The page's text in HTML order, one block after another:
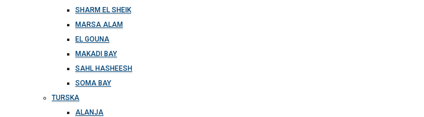
SHARM EL SHEIK
MARSA ALAM
EL GOUNA
MAKADI BAY
SAHL HASHEESH
SOMA BAY
TURSKA
ALANJA